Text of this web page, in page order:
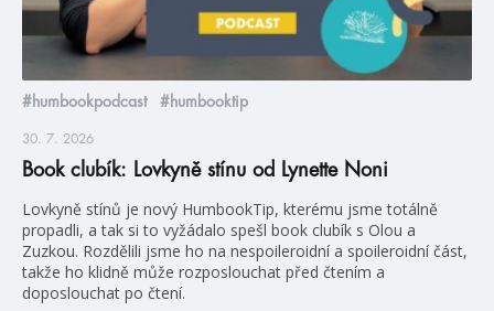
#humbookpodcast #humbooktip
30. 7. 2026
Book clubík: Lovkyně stínu od Lynette Noni
Lovkyně stínů je nový HumbookTip, kterému jsme totálně
propadli, a tak si to vyžádalo spešl book clubík s Olou a
Zuzkou. Rozdělili jsme ho na nespoileroidní a spoileroidní část,
takže ho klidně může rozposlouchat před čtením a
doposlouchat po čtení.